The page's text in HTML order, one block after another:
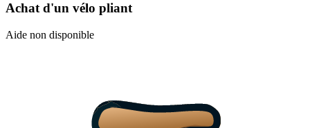
Achat d'un vélo pliant
Aide non disponible